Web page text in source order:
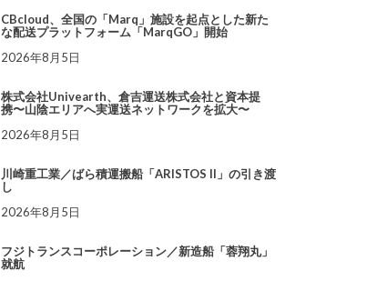
CBcloud、全国の「Marq」施設を起点とした新た
な配送プラットフォーム「MarqGO」開始
2026年8月5日
株式会社Univearth、倉吉運送株式会社と資本提
携〜山陰エリアへ実運送ネットワークを拡大〜
2026年8月5日
川崎重工業／ばら積運搬船「ARISTOS II」の引き渡
し
2026年8月5日
フジトランスコーポレーション／新造船「蓉翔丸」
就航